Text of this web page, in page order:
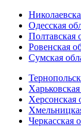
Одесская
Полтавская
Ровенская
Сумская
Херсонская
Черкасская